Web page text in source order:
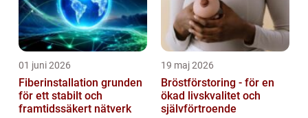
01 juni 2026
Fiberinstallation grunden
för ett stabilt och
framtidssäkert nätverk
19 maj 2026
Bröstförstoring - för en
ökad livskvalitet och
självförtroende